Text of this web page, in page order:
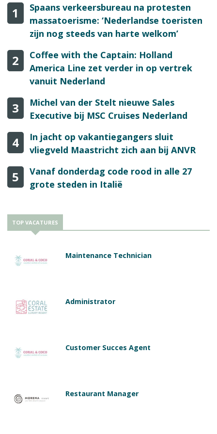
1
Spaans verkeersbureau na protesten
massatoerisme: ‘Nederlandse toeristen
zijn nog steeds van harte welkom’
2
Coffee with the Captain: Holland
America Line zet verder in op vertrek
vanuit Nederland
3
Michel van der Stelt nieuwe Sales
Executive bij MSC Cruises Nederland
4
In jacht op vakantiegangers sluit
vliegveld Maastricht zich aan bij ANVR
5
Vanaf donderdag code rood in alle 27
grote steden in Italië
TOP VACATURES
Maintenance Technician
Administrator
Customer Succes Agent
Restaurant Manager